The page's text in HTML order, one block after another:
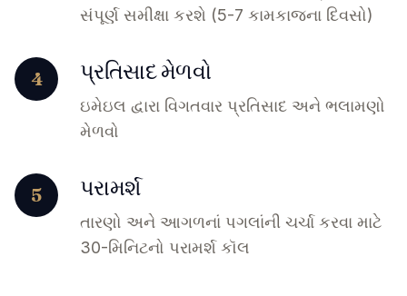
સંપૂર્ણ સમીક્ષા કરશે (5-7 કામકાજના દિવસો)
4 પ્રતિસાદ મેળવો
ઇમેઇલ દ્વારા વિગતવાર પ્રતિસાદ અને ભલામણો
મેળવો
5 પરામર્શ
તારણો અને આગળનાં પગલાંની ચર્ચા કરવા માટે
30-મિનિટનો પરામર્શ કૉલ